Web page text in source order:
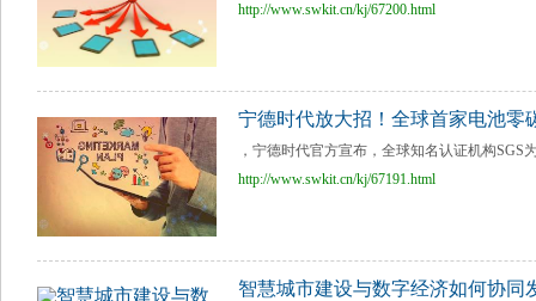
http://www.swkit.cn/kj/67200.html
宁德时代放大招！全球首家电池零
，宁德时代官方宣布，全球知名认证机构SGS
http://www.swkit.cn/kj/67191.html
智慧城市建设与数字经济如何协同